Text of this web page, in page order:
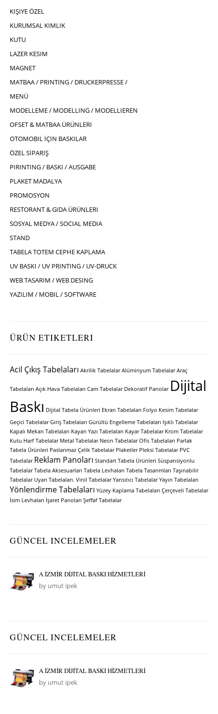
KIŞIYE ÖZEL
KURUMSAL KIMLIK
KUTU
LAZER KESIM
MAGNET
MATBAA / PRINTING / DRUCKERPRESSE /
MENÜ
MODELLEME / MODELLING / MODELLIEREN
OFSET & MATBAA ÜRÜNLERI
OTOMOBIL İÇIN BASKILAR
ÖZEL SİPARİŞ
PIRINTING / BASKI / AUSGABE
PLAKET MADALYA
PROMOSYON
RESTORANT & GIDA ÜRÜNLERI
SOSYAL MEDYA / SOCIAL MEDIA
STAND
TABELA TOTEM CEPHE KAPLAMA
UV BASKI / UV PRINTING / UV-DRUCK
WEB TASARIM / WEB DESING
YAZILIM / MOBIL / SOFTWARE
ÜRÜN ETIKETLERI
Acil Çıkış Tabelaları Akrilik Tabelalar Alüminyum Tabelalar Araç
Tabelaları Açık Hava Tabelaları Cam Tabelalar Dekoratif Panolar Dijital
Baskı Dijital Tabela Ürünleri Ekran Tabelaları Folyo Kesim Tabelalar
Geçici Tabelalar Giriş Tabelaları Gürültü Engelleme Tabelaları Işıklı Tabelalar
Kapalı Mekan Tabelaları Kayan Yazı Tabelaları Kayar Tabelalar Krom Tabelalar
Kutu Harf Tabelalar Metal Tabelalar Neon Tabelalar Ofis Tabelaları Parlak
Tabela Ürünleri Paslanmaz Çelik Tabelalar Plaketler Pleksi Tabelalar PVC
Tabelalar Reklam Panoları Standart Tabela Ürünleri Süspansiyonlu
Tabelalar Tabela Aksesuarları Tabela Levhaları Tabela Tasarımları Taşınabilir
Tabelalar Uyarı Tabelaları. Vinil Tabelalar Yansıtıcı Tabelalar Yayın Tabelaları
Yönlendirme Tabelaları Yüzey Kaplama Tabelaları Çerçeveli Tabelalar
İsim Levhaları İşaret Panoları Şeffaf Tabelalar
GÜNCEL INCELEMELER
A İZMİR DİJİTAL BASKI HİZMETLERİ
by umut ipek
GÜNCEL INCELEMELER
A İZMİR DİJİTAL BASKI HİZMETLERİ
by umut ipek